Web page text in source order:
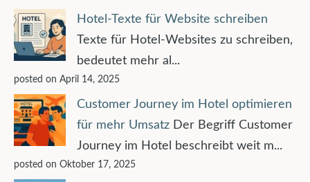
Hotel-Texte für Website schreiben
Texte für Hotel-Websites zu schreiben,
bedeutet mehr al...
posted on April 14, 2025
Customer Journey im Hotel optimieren
für mehr Umsatz Der Begriff Customer
Journey im Hotel beschreibt weit m...
posted on Oktober 17, 2025